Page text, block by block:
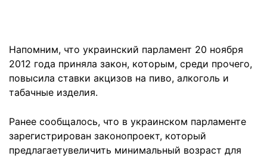
Напомним, что украинский парламент 20 ноября
2012 года приняла закон, которым, среди прочего,
повысила ставки акцизов на пиво, алкоголь и
табачные изделия.
Ранее сообщалось, что в украинском парламенте
зарегистрирован законопроект, который
предлагаетувеличить минимальный возраст для